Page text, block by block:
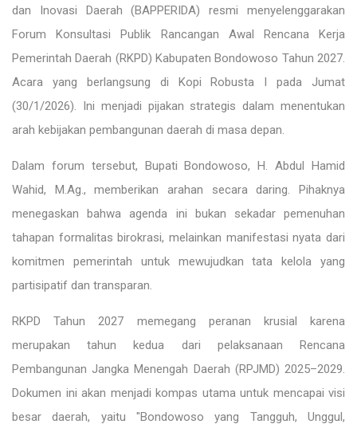
dan Inovasi Daerah (BAPPERIDA) resmi menyelenggarakan
Forum Konsultasi Publik Rancangan Awal Rencana Kerja
Pemerintah Daerah (RKPD) Kabupaten Bondowoso Tahun 2027.
Acara yang berlangsung di Kopi Robusta I pada Jumat
(30/1/2026). Ini menjadi pijakan strategis dalam menentukan
arah kebijakan pembangunan daerah di masa depan.
Dalam forum tersebut, Bupati Bondowoso, H. Abdul Hamid
Wahid, M.Ag., memberikan arahan secara daring. Pihaknya
menegaskan bahwa agenda ini bukan sekadar pemenuhan
tahapan formalitas birokrasi, melainkan manifestasi nyata dari
komitmen pemerintah untuk mewujudkan tata kelola yang
partisipatif dan transparan.
RKPD Tahun 2027 memegang peranan krusial karena
merupakan tahun kedua dari pelaksanaan Rencana
Pembangunan Jangka Menengah Daerah (RPJMD) 2025–2029.
Dokumen ini akan menjadi kompas utama untuk mencapai visi
besar daerah, yaitu "Bondowoso yang Tangguh, Unggul,